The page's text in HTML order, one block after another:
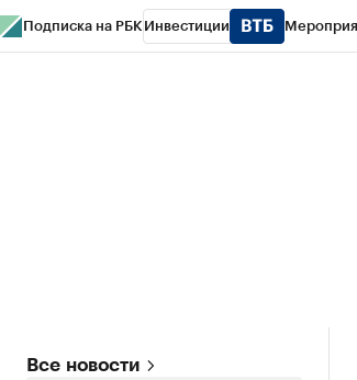
Подписка на РБК Инвестиции
Все новости